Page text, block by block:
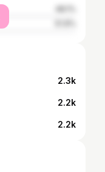
2.3k
2.2k
2.2k